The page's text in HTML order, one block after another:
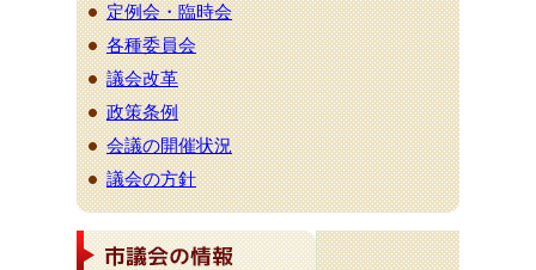
定例会・臨時会
各種委員会
議会改革
政策条例
会議の開催状況
議会の方針